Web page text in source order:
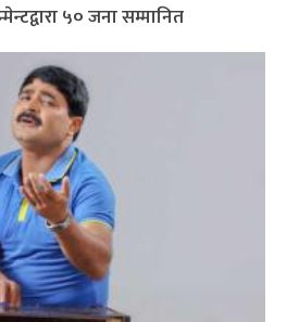
५० जना सम्मानित